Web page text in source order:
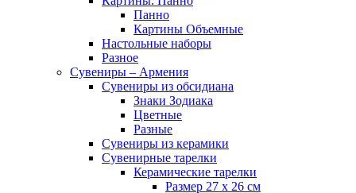
Панно
Картины Объемные
Настольные наборы
Разное
Сувениры – Армения
Сувениры из обсидиана
Знаки Зодиака
Цветные
Разные
Сувениры из керамики
Сувенирные тарелки
Керамические тарелки
Размер 27 х 26 см